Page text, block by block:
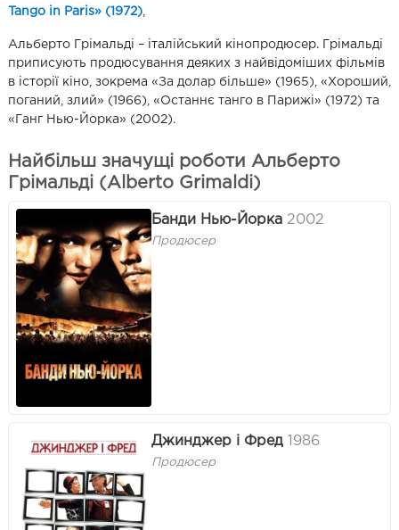
Tango in Paris» (1972)
Альберто Грімальді – італійський кінопродюсер. Грімальді
приписують продюсування деяких з найвідоміших фільмів
в історії кіно, зокрема «За долар більше» (1965), «Хороший,
поганий, злий» (1966), «Останнє танго в Парижі» (1972) та
«Ганг Нью-Йорка» (2002).
Найбільш значущі роботи Альберто
Грімальді (Alberto Grimaldi)
Банди Нью-Йорка 2002
Продюсер
Джинджер і Фред 1986
Продюсер